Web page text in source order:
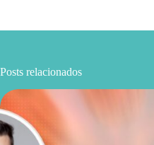
Posts relacionados